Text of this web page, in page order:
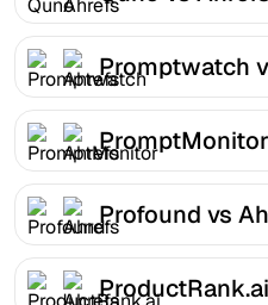
Promptwatch
Profound vs